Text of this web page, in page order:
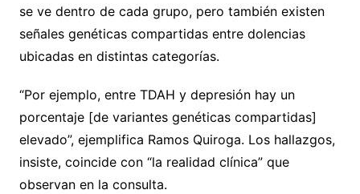
se ve dentro de cada grupo, pero también existen
señales genéticas compartidas entre dolencias
ubicadas en distintas categorías.
“Por ejemplo, entre TDAH y depresión hay un
porcentaje [de variantes genéticas compartidas]
elevado”, ejemplifica Ramos Quiroga. Los hallazgos,
insiste, coincide con “la realidad clínica” que
observan en la consulta.